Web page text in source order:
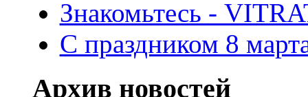
Знакомьтесь -
С праздником 8
Архив новостей